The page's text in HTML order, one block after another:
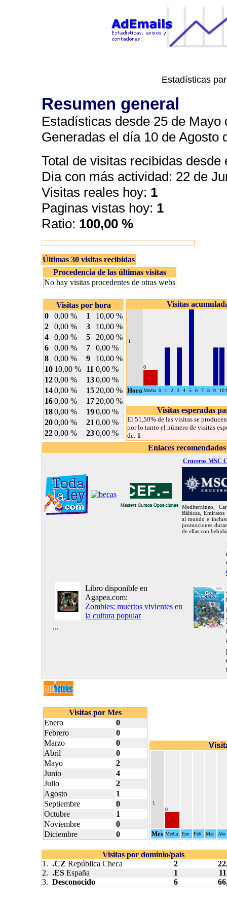
Estadísticas
Resumen general
Estadísticas desde 25 de Mayo
Generadas el día 10 de Agosto
Total de visitas recibidas
Dia con más actividad: 22 de
Visitas reales hoy: 1
Paginas vistas hoy: 1
Ratio: 100,00 %
Últimas 30 visitas recibidas
Procedencia de las últimas visitas
No hay visitas procedentes de otras webs
Visitas por hora
0
0,00 % 1
10,00 %
2
0,00 % 3
10,00 %
4
0,00 % 5
20,00 %
6
0,00 % 7
0,00 %
8
0,00 % 9
10,00 %
10 10,00 % 11 0,00 %
120,00 % 130,00 %
140,00 % 15 20,00 %
160,00 % 17 20,00 %
180,00 % 190,00 %
200,00 % 21 0,00 %
220,00 % 230,00 %
Visitas
1
0
HoraMedia 0 1 2 3 4 5 6 7 8 9 10
Visitas esperadas
El 51,50% de las visitas se
por lo tanto el número de visitas
de: 1
Enlaces recomendados
Cruceros MSC
Mediterráneo,
Bálticas, Emiratos
al mundo e
promociones
de ellas con
Libro disponible en
Agapea.com:
Zombies: muertos vivientes en
la cultura popular
...
Visitas por Mes
Enero
0
Febrero
0
Marzo
0
Abril
0
Mayo
2
Junio
4
Julio
2
Agosto
1
Septiembre
0
Octubre
1
Noviembre
0
Diciembre
0
1
0
Mes Media Ene Feb Mar Abr
Visitas por dominio/país
1. .CZ República Checa 2
2. .ES España 1
3. Desconocido 6